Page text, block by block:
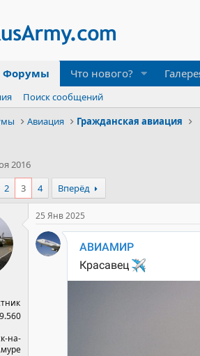
Форумы Что нового?
Поиск сообщений
Авиация Гражданская авиация
2016
2 3 4 Вперёд
9.560
на-
25 Янв 2025